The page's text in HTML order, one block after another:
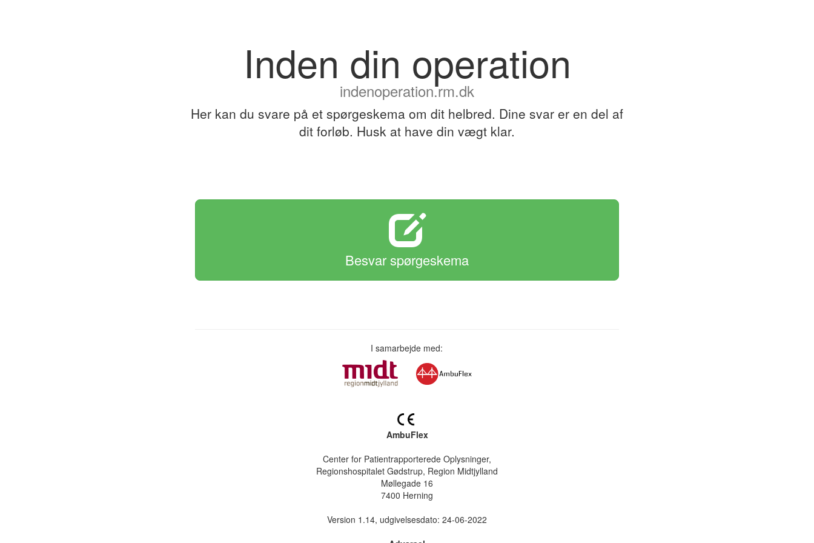
Inden din operation
indenoperation.rm.dk
Her kan du svare på et spørgeskema om dit helbred. Dine svar er en del af
dit forløb. Husk at have din vægt klar.
Besvar spørgeskema
I samarbejde med:
AmbuFlex
Center for Patientrapporterede Oplysninger,
Regionshospitalet Gødstrup, Region Midtjylland
Møllegade 16
7400 Herning
Version 1.14, udgivelsesdato: 24-06-2022